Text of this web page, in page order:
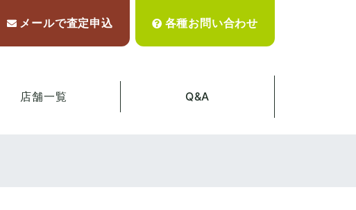
メールで査定申込 各種お問い合わせ
店舗一覧 Q&A